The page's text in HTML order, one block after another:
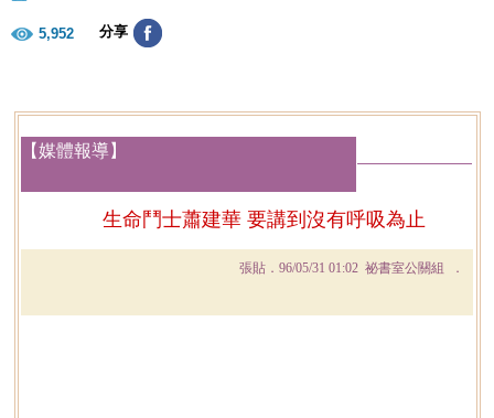
5,952 分享
【媒體報導】
生命鬥士蕭建華 要講到沒有呼吸為止
張貼． 96/05/31 01:02 祕書室公關組 ．